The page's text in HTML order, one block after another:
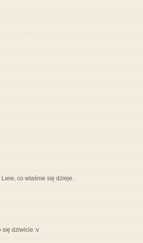
co właśnie się dzieje.
się dziwicie :v